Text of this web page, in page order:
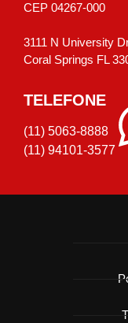
CEP 04267-000
3111 N University
Coral Springs FL
TELEFONE
(11) 5063-8888
(11) 94101-3577